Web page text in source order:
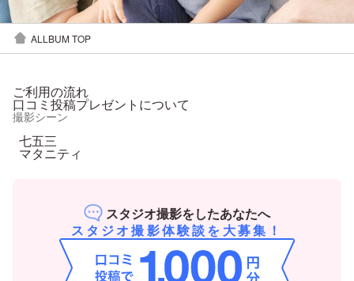
ALLBUM TOP
ご利用の流れ
口コミ投稿プレゼントについて
撮影シーン
七五三
マタニティ
スタジオ撮影をしたあなたへ
スタジオ撮影体験談を大募集！